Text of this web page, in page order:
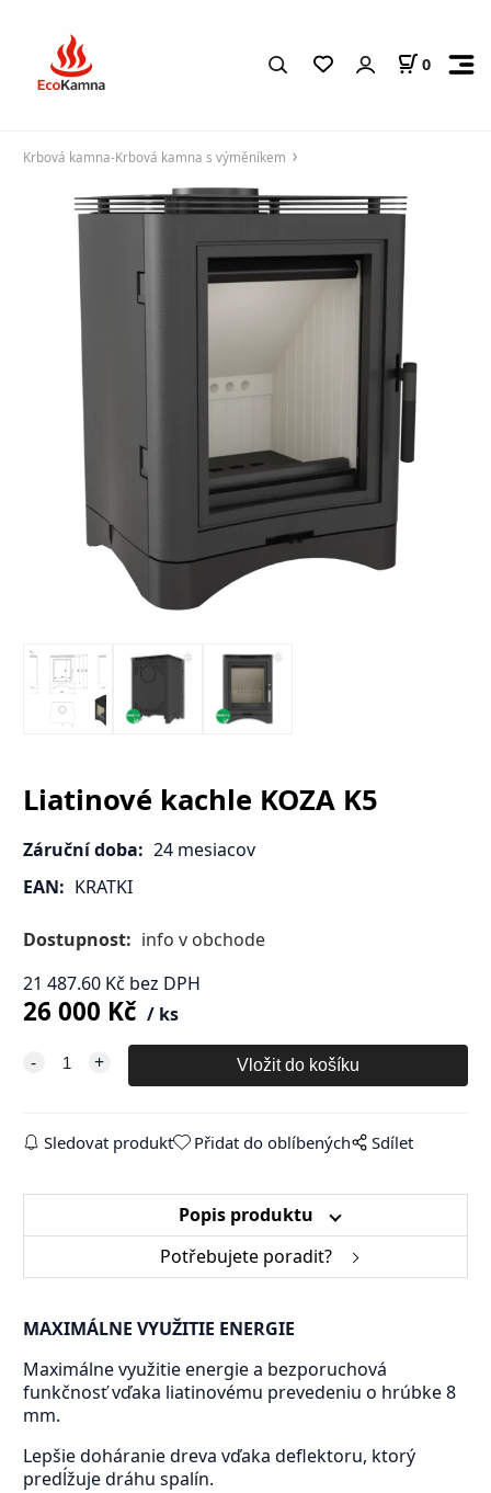
0
Krbová kamna-Krbová kamna s výměníkem
Liatinové kachle KOZA K5
Záruční doba: 24 mesiacov
EAN: KRATKI
Dostupnost: info v obchode
21 487.60Kč bez DPH
26 000 Kč ks
Sledovat produkt Přidat do oblíbených Sdílet
Popis produktu
Potřebujete poradit?
MAXIMÁLNE VYUŽITIE ENERGIE
Maximálne využitie energie a bezporuchová
funkčnosť vďaka liatinovému prevedeniu o hrúbke 8
mm.
Lepšie doháranie dreva vďaka deflektoru, ktorý
predĺžuje dráhu spalín.